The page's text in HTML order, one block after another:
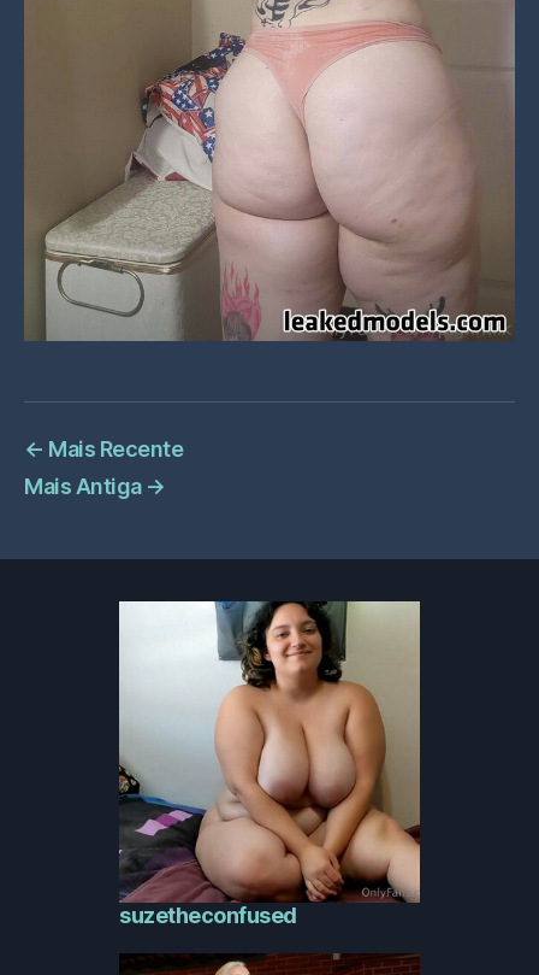
← Mais Recente
Mais Antiga →
suzetheconfused